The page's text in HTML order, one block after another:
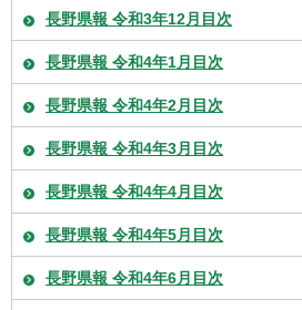
長野県報 令和3年12月目次
長野県報 令和4年1月目次
長野県報 令和4年2月目次
長野県報 令和4年3月目次
長野県報 令和4年4月目次
長野県報 令和4年5月目次
長野県報 令和4年6月目次